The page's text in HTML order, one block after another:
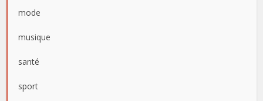
mode
musique
santé
sport